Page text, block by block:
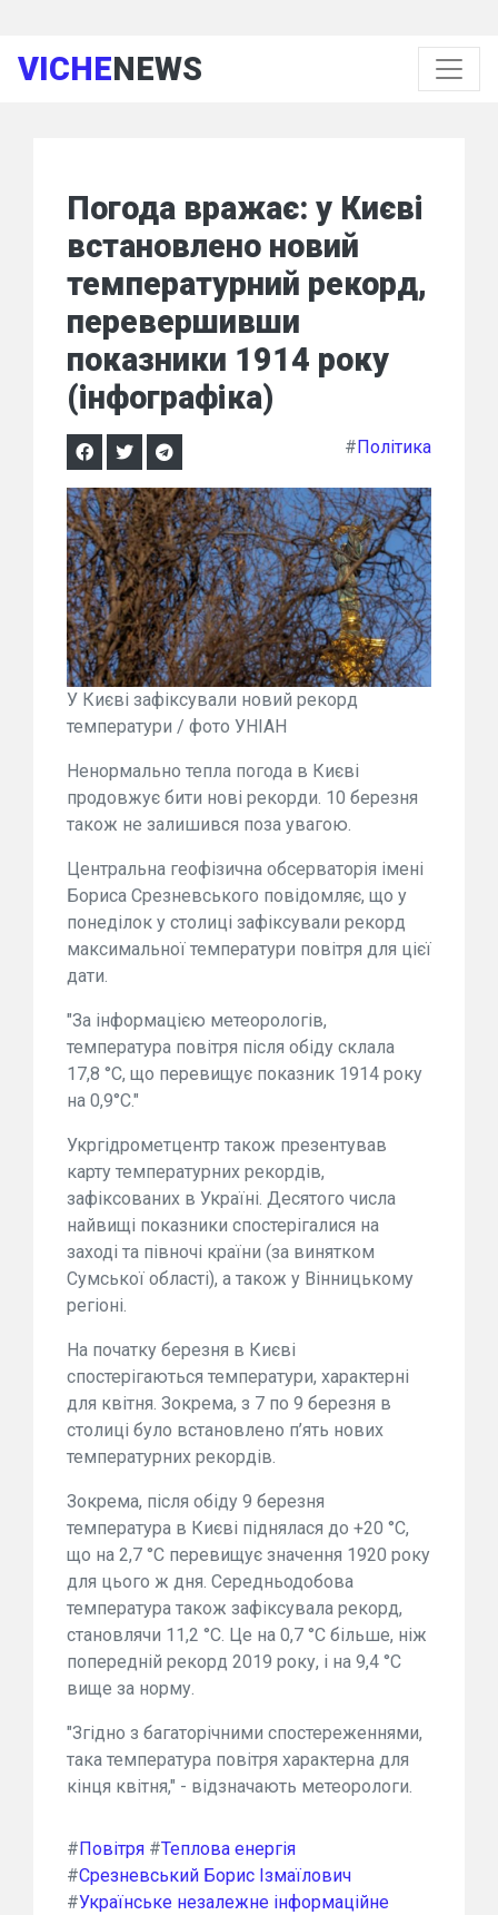
VICHENEWS
Погода вражає: у Києві
встановлено новий
температурний рекорд,
перевершивши
показники 1914 року
(інфографіка)
#Політика
У Києві зафіксували новий рекорд
температури / фото УНІАН
Ненормально тепла погода в Києві
продовжує бити нові рекорди. 10 березня
також не залишився поза увагою.
Центральна геофізична обсерваторія імені
Бориса Срезневського повідомляє, що у
понеділок у столиці зафіксували рекорд
максимальної температури повітря для цієї
дати.
"За інформацією метеорологів,
температура повітря після обіду склала
17,8 °С, що перевищує показник 1914 року
на 0,9°С."
Укргідрометцентр також презентував
карту температурних рекордів,
зафіксованих в Україні. Десятого числа
найвищі показники спостерігалися на
заході та півночі країни (за винятком
Сумської області), а також у Вінницькому
регіоні.
На початку березня в Києві
спостерігаються температури, характерні
для квітня. Зокрема, з 7 по 9 березня в
столиці було встановлено п’ять нових
температурних рекордів.
Зокрема, після обіду 9 березня
температура в Києві піднялася до +20 °C,
що на 2,7 °C перевищує значення 1920 року
для цього ж дня. Середньодобова
температура також зафіксувала рекорд,
становлячи 11,2 °C. Це на 0,7 °C більше, ніж
попередній рекорд 2019 року, і на 9,4 °C
вище за норму.
"Згідно з багаторічними спостереженнями,
така температура повітря характерна для
кінця квітня," - відзначають метеорологи.
#Повітря #Теплова енергія
#Срезневський Борис Ізмаїлович
#Українське незалежне інформаційне